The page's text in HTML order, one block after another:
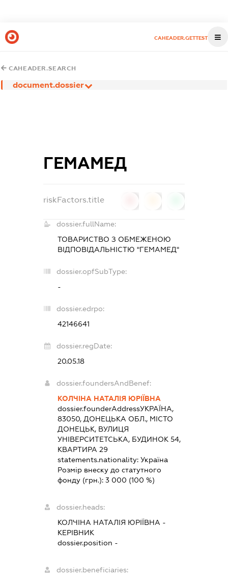
CAHEADER.GETTEST
CAHEADER.SEARCH
document.dossier
ГЕМАМЕД
riskFactors.title
dossier.fullName:
ТОВАРИСТВО З ОБМЕЖЕНОЮ
ВІДПОВІДАЛЬНІСТЮ "ГЕМАМЕД"
dossier.opfSubType:
-
dossier.edrpo:
42146641
dossier.regDate:
20.05.18
dossier.foundersAndBenef:
КОЛЧІНА НАТАЛІЯ ЮРІЇВНА
dossier.founderAddressУКРАЇНА,
83050, ДОНЕЦЬКА ОБЛ., МІСТО
ДОНЕЦЬК, ВУЛИЦЯ
УНІВЕРСИТЕТСЬКА, БУДИНОК 54,
КВАРТИРА 29
statements.nationality:Україна
Розмір внеску до статутного
фонду (грн.):3 000 (100 %)
dossier.heads:
КОЛЧІНА НАТАЛІЯ ЮРІЇВНА -
КЕРІВНИК
dossier.position -
dossier.beneficiaries: